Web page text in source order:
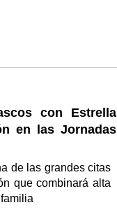
con Estrella
en las Jornadas
de las grandes citas
que combinará alta